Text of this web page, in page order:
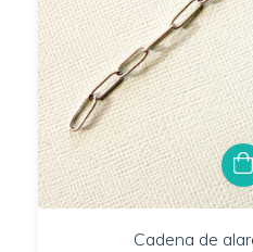
Cadena de